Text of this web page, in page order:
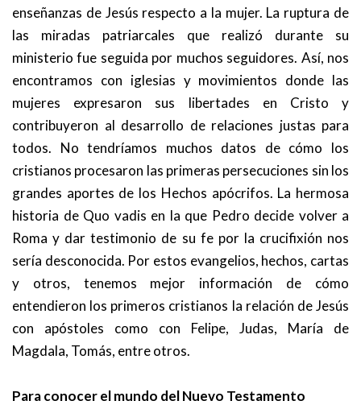
enseñanzas de Jesús respecto a la mujer. La ruptura de
las miradas patriarcales que realizó durante su
ministerio fue seguida por muchos seguidores. Así, nos
encontramos con iglesias y movimientos donde las
mujeres expresaron sus libertades en Cristo y
contribuyeron al desarrollo de relaciones justas para
todos. No tendríamos muchos datos de cómo los
cristianos procesaron las primeras persecuciones sin los
grandes aportes de los Hechos apócrifos. La hermosa
historia de Quo vadis en la que Pedro decide volver a
Roma y dar testimonio de su fe por la crucifixión nos
sería desconocida. Por estos evangelios, hechos, cartas
y otros, tenemos mejor información de cómo
entendieron los primeros cristianos la relación de Jesús
con apóstoles como con Felipe, Judas, María de
Magdala, Tomás, entre otros.
Para conocer el mundo del Nuevo Testamento